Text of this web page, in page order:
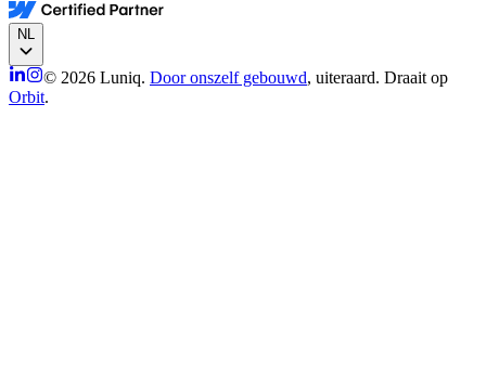
NL
© 2026 Luniq. Door onszelf gebouwd, uiteraard. Draait op
Orbit.